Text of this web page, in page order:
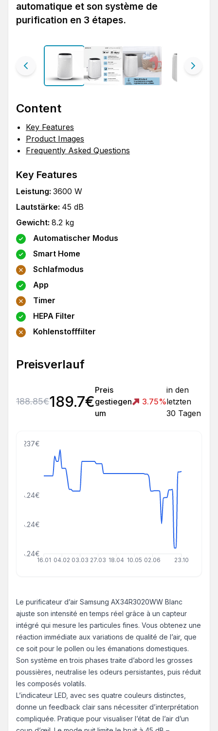
automatique et son système de
purification en 3 étapes.
Content
Key Features
Product Images
Frequently Asked Questions
Key Features
Leistung: 3600 W
Lautstärke: 45 dB
Gewicht: 8.2 kg
Automatischer Modus
Smart Home
Schlafmodus
App
Timer
HEPA Filter
Kohlenstofffilter
Preisverlauf
188.85€189.7€
Preis
gestiegen
um
3.75%
in den
letzten
30 Tagen
16.01 04.02 03.03 27.03 18.04 10.05 02.06 23.10
48.24€
98.24€
148.24€
237€
Le purificateur d’air Samsung AX34R3020WW Blanc
ajuste son intensité en temps réel grâce à un capteur
intégré qui mesure les particules fines. Vous obtenez une
réaction immédiate aux variations de qualité de l’air, que
ce soit pour le pollen ou les émanations domestiques.
Son système en trois phases traite d’abord les grosses
poussières, neutralise les odeurs persistantes, puis réduit
les composés volatils.
L’indicateur LED, avec ses quatre couleurs distinctes,
donne un feedback clair sans nécessiter d’interprétation
compliquée. Pratique pour visualiser l’état de l’air d’un